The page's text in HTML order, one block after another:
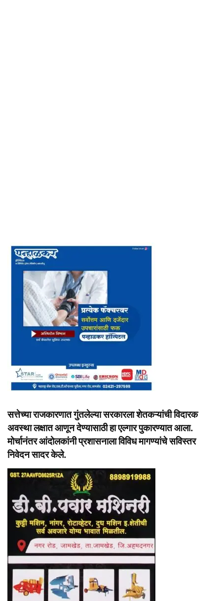
सत्तेच्या राजकारणात गुंतलेल्या सरकारला शेतकऱ्यांची विदारक
अवस्था लक्षात आणून देण्यासाठी हा एल्गार पुकारण्यात आला.
मोर्चानंतर आंदोलकांनी प्रशासनाला विविध मागण्यांचे सविस्तर
निवेदन सादर केले.